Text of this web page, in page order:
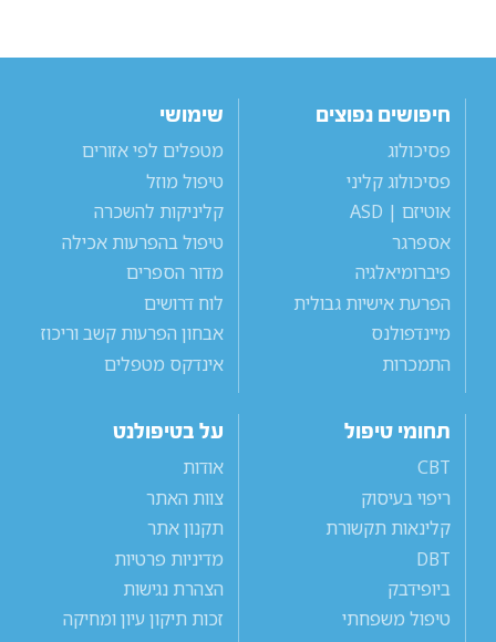
חיפושים נפוצים
פסיכולוג
פסיכולוג קליני
אוטיזם | ASD
אספרגר
פיברומיאלגיה
הפרעת אישיות גבולית
מיינדפולנס
התמכרות
שימושי
מטפלים לפי אזורים
טיפול מוזל
קליניקות להשכרה
טיפול בהפרעות אכילה
מדור הספרים
לוח דרושים
אבחון הפרעות קשב וריכוז
אינדקס מטפלים
תחומי טיפול
CBT
ריפוי בעיסוק
קלינאות תקשורת
DBT
ביופידבק
טיפול משפחתי
על בטיפולנט
אודות
צוות האתר
תקנון אתר
מדיניות פרטיות
הצהרת נגישות
זכות תיקון עיון ומחיקה